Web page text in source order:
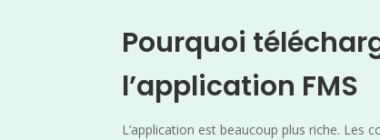
Pourquoi
l’application FMS
L’application est beaucoup plus riche. Les